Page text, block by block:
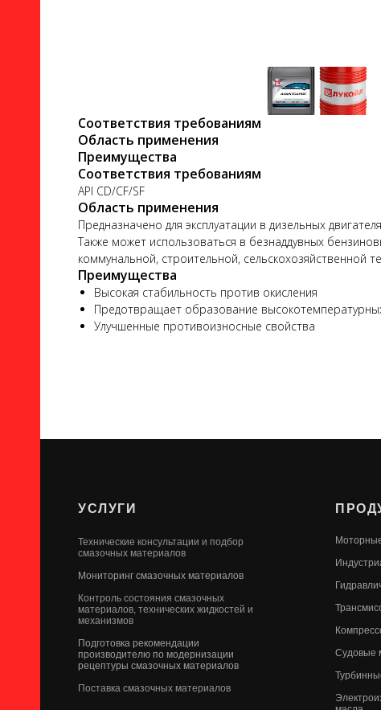
Соответствия требованиям
Область применения
Преимущества
Соответствия требованиям
API CD/CF/SF
Область применения
Предназначено для эксплуатации в дизельных
Также может использоваться в безнаддувных
коммунальной, строительной, сельскохозяйственной
Преимущества
Высокая стабильность против окисления
Предотвращает образование
Улучшенные противоизносные свойства
УСЛУГИ
Технические консультации и подбор
смазочных материалов
Мониторинг смазочных материалов
Контроль состояния смазочных
материалов, технических жидкостей и
механизмов
Подготовка рекомендации
производителю по модернизации
рецептуры смазочных материалов
Поставка смазочных материалов
Судовые